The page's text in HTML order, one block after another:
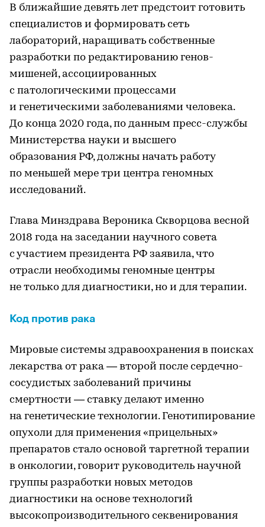
В ближайшие девять лет предстоит готовить
специалистов и формировать сеть
лабораторий, наращивать собственные
разработки по редактированию генов-
мишеней, ассоциированных
с патологическими процессами
и генетическими заболеваниями человека.
До конца 2020 года, по данным пресс-службы
Министерства науки и высшего
образования РФ, должны начать работу
по меньшей мере три центра геномных
исследований.
Глава Минздрава Вероника Скворцова весной
2018 года на заседании научного совета
с участием президента РФ заявила, что
отрасли необходимы геномные центры
не только для диагностики, но и для терапии.
Код против рака
Мировые системы здравоохранения в поисках
лекарства от рака — второй после сердечно-
сосудистых заболеваний причины
смертности — ставку делают именно
на генетические технологии. Генотипирование
опухоли для применения «прицельных»
препаратов стало основой таргетной терапии
в онкологии, говорит руководитель научной
группы разработки новых методов
диагностики на основе технологий
высокопроизводительного секвенирования